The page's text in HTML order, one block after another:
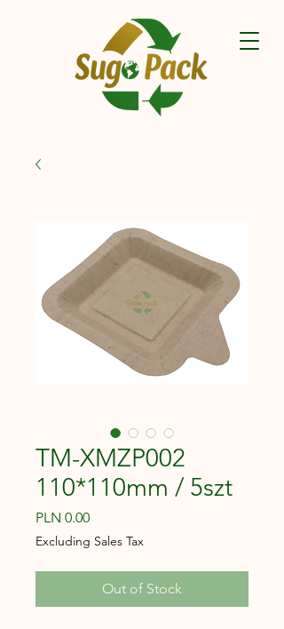
TM-XMZP002
110*110mm / 5szt
PLN 0.00Price
Excluding Sales Tax
Out of Stock